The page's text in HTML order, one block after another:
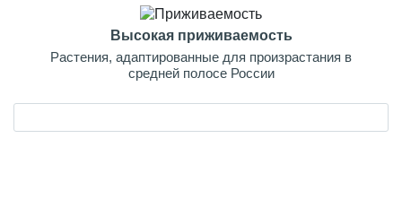
Высокая приживаемость
Растения, адаптированные для произрастания в
средней полосе России